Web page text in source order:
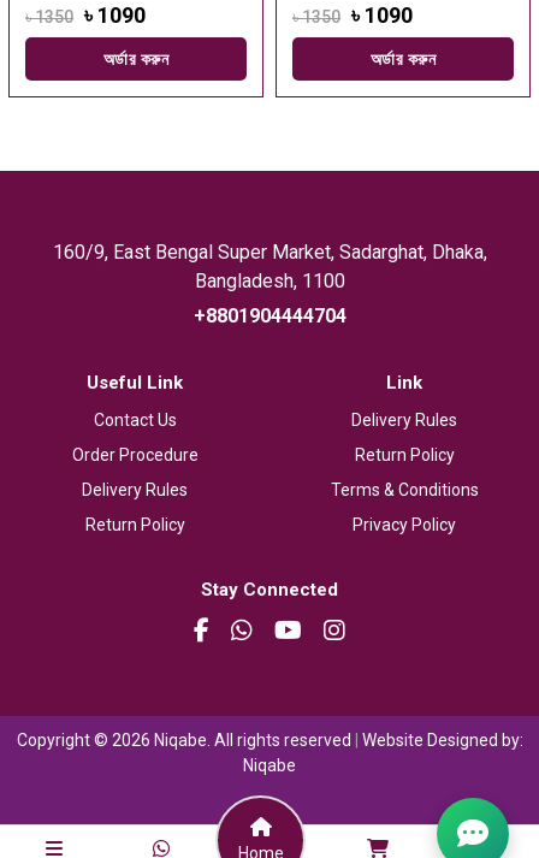
৳ 1350 ৳ 1090
অর্ডার করুন
৳ 1350 ৳ 1090
অর্ডার করুন
160/9, East Bengal Super Market, Sadarghat, Dhaka,
Bangladesh, 1100
+8801904444704
Useful Link
Contact Us
Order Procedure
Delivery Rules
Return Policy
Link
Delivery Rules
Return Policy
Terms & Conditions
Privacy Policy
Stay Connected
Copyright © 2026 Niqabe. All rights reserved | Website Designed by:
Niqabe
Home